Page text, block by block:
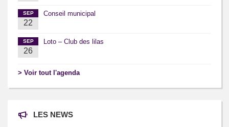
SEP
22
Conseil municipal
SEP
26
Loto – Club des lilas
> Voir tout l'agenda
LES NEWS